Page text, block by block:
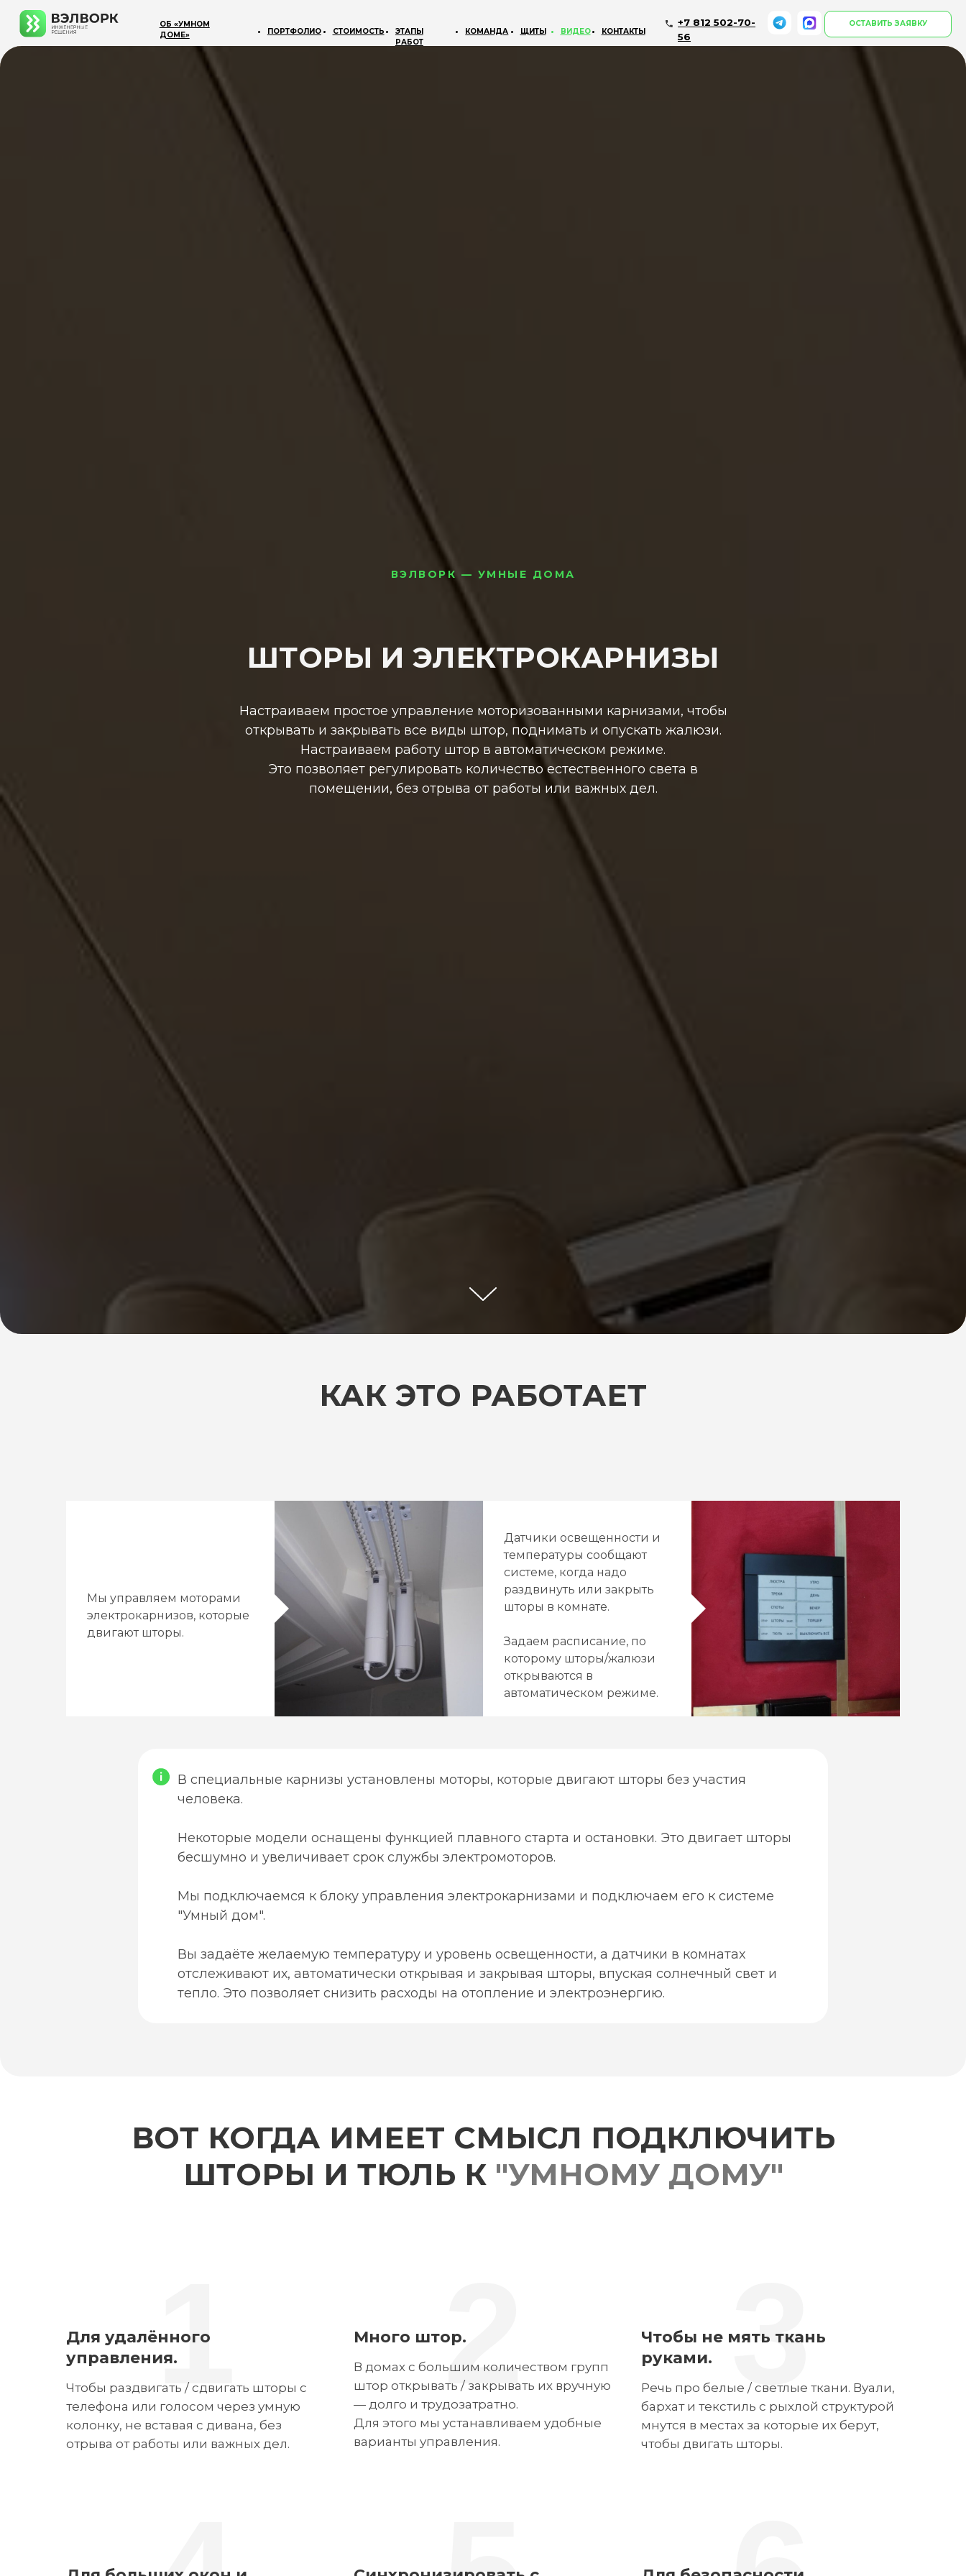
ОСТАВИТЬ ЗАЯВКУ
+7 812 502-70-
56
КОНТАКТЫ
ВИДЕО
ЩИТЫ
КОМАНДА
ЭТАПЫ
РАБОТ
СТОИМОСТЬ
ПОРТФОЛИО
ОБ «УМНОМ
ДОМЕ»
ВЭЛВОРК — УМНЫЕ ДОМА
ШТОРЫ И ЭЛЕКТРОКАРНИЗЫ
Настраиваем простое управление моторизованными карнизами, чтобы
открывать и закрывать все виды штор, поднимать и опускать жалюзи.
Настраиваем работу штор в автоматическом режиме.
Это позволяет регулировать количество естественного света в
помещении, без отрыва от работы или важных дел.
КАК ЭТО РАБОТАЕТ
Мы управляем моторами
электрокарнизов, которые
двигают шторы.
Датчики освещенности и
температуры сообщают
системе, когда надо
раздвинуть или закрыть
шторы в комнате.
Задаем расписание, по
которому шторы/жалюзи
открываются в
автоматическом режиме.
В специальные карнизы установлены моторы, которые двигают шторы без участия
человека.
Некоторые модели оснащены функцией плавного старта и остановки. Это двигает шторы
бесшумно и увеличивает срок службы электромоторов.
Мы подключаемся к блоку управления электрокарнизами и подключаем его к системе
"Умный дом".
Вы задаёте желаемую температуру и уровень освещенности, а датчики в комнатах
отслеживают их, автоматически открывая и закрывая шторы, впуская солнечный свет и
тепло. Это позволяет снизить расходы на отопление и электроэнергию.
ВОТ КОГДА ИМЕЕТ СМЫСЛ ПОДКЛЮЧИТЬ
ШТОРЫ И ТЮЛЬ К "УМНОМУ ДОМУ"
Для удалённого
управления.
Чтобы раздвигать / сдвигать шторы с
телефона или голосом через умную
колонку, не вставая с дивана, без
отрыва от работы или важных дел.
1 Много штор.
В домах с большим количеством групп
штор открывать / закрывать их вручную
— долго и трудозатратно.
Для этого мы устанавливаем удобные
варианты управления.
2
Чтобы не мять ткань
руками.
Речь про белые / светлые ткани. Вуали,
бархат и текстиль с рыхлой структурой
мнутся в местах за которые их берут,
чтобы двигать шторы.
3